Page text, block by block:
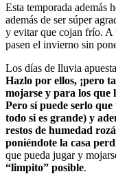
Esta temporada además
además de ser súper
y evitar que cojan frío. A
pasen el invierno sin
Los días de lluvia
Hazlo por ellos, ¡pero
mojarse y para los que
Pero sí puede serlo
todo si es grande) y
restos de humedad
poniéndote la casa
que pueda jugar y
“limpito” posible.